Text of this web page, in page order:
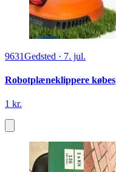
9631Gedsted · 7. jul.
Robotplæneklippere købes
1 kr.